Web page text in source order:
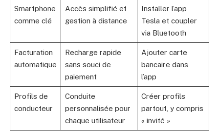
Smartphone
comme clé
Accès simplifié et
gestion à distance
Installer l’app
Tesla et coupler
via Bluetooth
Facturation
automatique
Recharge rapide
sans souci de
paiement
Ajouter carte
bancaire dans
l’app
Profils de
conducteur
Conduite
personnalisée pour
chaque utilisateur
Créer profils
partout, y compris
« invité »